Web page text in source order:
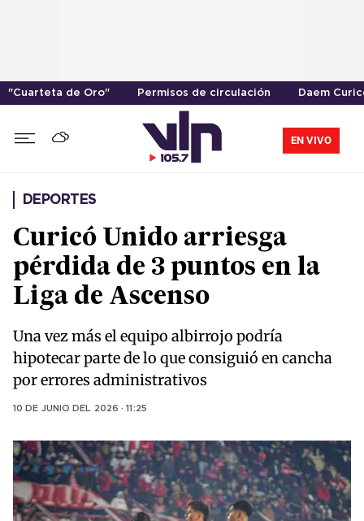
"Cuarteta de Oro" Permisos de circulación Daem
EN VIVO
DEPORTES
Curicó Unido arriesga
pérdida de 3 puntos en la
Liga de Ascenso
Una vez más el equipo albirrojo podría
hipotecar parte de lo que consiguió en cancha
por errores administrativos
10 DE JUNIO DEL 2026 · 11:25